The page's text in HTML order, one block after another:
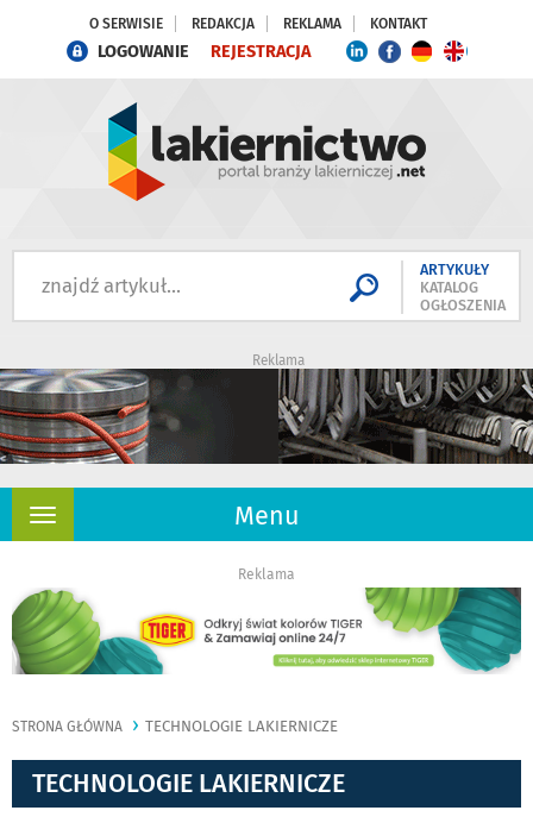
O SERWISIE REDAKCJA REKLAMA KONTAKT
LOGOWANIE REJESTRACJA
ARTYKUŁY
KATALOG
OGŁOSZENIA
Reklama
Menu
Rozwiń
Reklama
STRONA GŁÓWNA TECHNOLOGIE LAKIERNICZE
TECHNOLOGIE LAKIERNICZE